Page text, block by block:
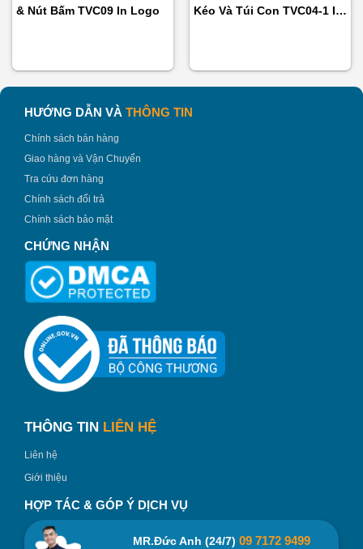
Hộp âm dương đựng bình giữ nhiệt HAD01 –
2. Đặc Điểm Nổi Bật Của Hộp Quà Âm
Dương Đựng Bình Giữ Nhiệt HAD01
2.1. Chất liệu hộp quà âm dương đựng bình giữ
nhiệt HAD01
Hộp được gia công bằng chất liệu bìa giấy carton cứng,
độ dày cứng cáp.
dập nổi logo doanh nghiệp, nội dung, họa tiết. Chất liệu
của lớp bên ngoài có nhiều lựa chọn như: Giấy mỹ
Bên trong có một số option: lót vải, phun nhung, bế mút,
…
& Nút Bấm TVC09 In Logo
Kéo Và Túi Con TVC04-1 In
HƯỚNG DẪN VÀ THÔNG TIN
Chính sách bán hàng
Giao hàng và Vận Chuyển
Tra cứu đơn hàng
Chính sách đổi trả
Chính sách bảo mật
CHỨNG NHẬN
THÔNG TIN LIÊN HỆ
Liên hệ
Giới thiệu
HỢP TÁC & GÓP Ý DỊCH VỤ
MR.Đức Anh (24/7) 09 7172 9499